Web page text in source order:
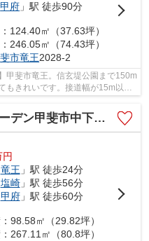
甲府 」駅 徒歩90分
124.40㎡（37.63坪）
246.05㎡（74.43坪）
市竜王2028-2
甲斐市竜王。信玄堤公園まで150m
もきれいです。接道幅が15m以上
甲斐市中下条第7 2号棟
円
竜王 」駅 徒歩24分
塩崎」駅 徒歩56分
甲府」駅 徒歩60分
98.58㎡（29.82坪）
267.11㎡（80.8坪）